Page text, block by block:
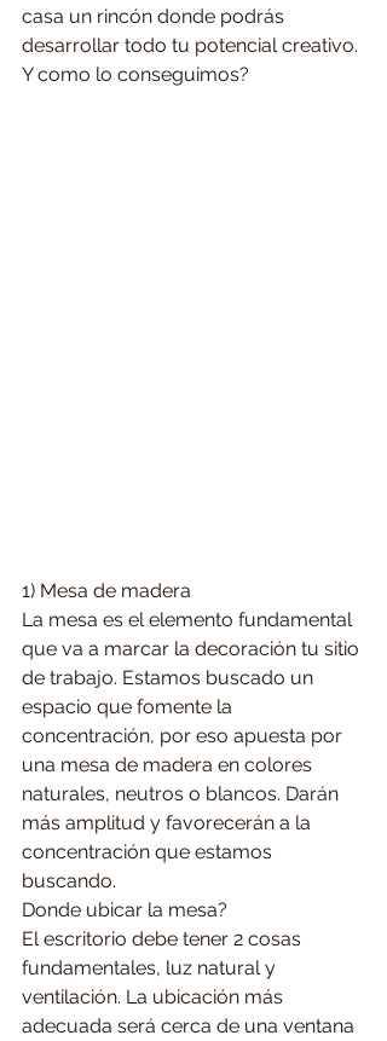
casa un rincón donde podrás
desarrollar todo tu potencial creativo.
Y como lo conseguimos?
1) Mesa de madera
La mesa es el elemento fundamental
que va a marcar la decoración tu sitio
de trabajo. Estamos buscado un
espacio que fomente la
concentración, por eso apuesta por
una mesa de madera en colores
naturales, neutros o blancos. Darán
más amplitud y favorecerán a la
concentración que estamos
buscando.
Donde ubicar la mesa?
El escritorio debe tener 2 cosas
fundamentales, luz natural y
ventilación. La ubicación más
adecuada será cerca de una ventana